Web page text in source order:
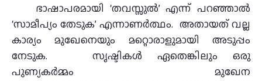
ഭാഷാപരമായി ‘തവസ്സുൽ’ എന്ന് പറഞ്ഞാൽ
‘സാമീപ്യം തേടുക’ എന്നാണർത്ഥം. അതായത് വല്ല
കാര്യം മുഖേനെയും മറ്റൊരാളുമായി അടുപ്പം
നേടുക. സൃഷ്ടികൾ ഏതെങ്കിലും ഒരു
പുണ്യകർമ്മം മുഖേന